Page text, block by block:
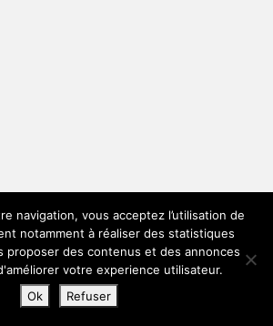
navigation, vous acceptez l’utilisation de
notamment à réaliser des statistiques
proposer des contenus et des annonces
votre experience utilisateur.
Ok
Refuser